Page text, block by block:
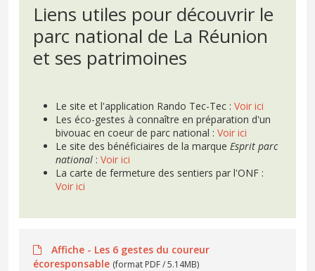
Liens utiles pour découvrir le
parc national de La Réunion
et ses patrimoines
Le site et l'application Rando Tec-Tec : Voir ici
Les éco-gestes à connaître en préparation d'un
bivouac en coeur de parc national : Voir ici
Le site des bénéficiaires de la marque Esprit parc
national : Voir ici
La carte de fermeture des sentiers par l'ONF :
Voir ici
Affiche - Les 6 gestes du coureur
écoresponsable (format PDF / 5.14MB)